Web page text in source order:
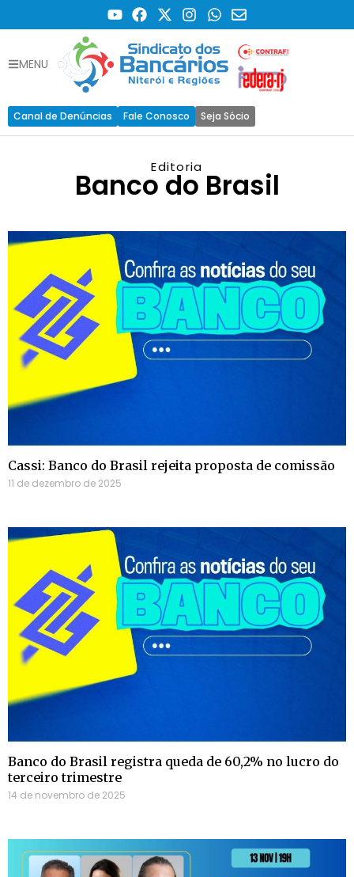
MENU
Canal de Denúncias Fale Conosco Seja Sócio
Editoria
Banco do Brasil
Cassi: Banco do Brasil rejeita proposta de comissão
11 de dezembro de 2025
Banco do Brasil registra queda de 60,2% no lucro do
terceiro trimestre
14 de novembro de 2025